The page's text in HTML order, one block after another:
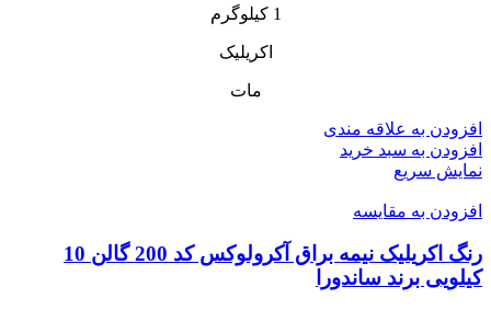
1 کیلوگرم
اکریلیک
مات
افزودن به علاقه مندی
افزودن به سبد خرید
نمایش سریع
افزودن به مقایسه
رنگ اکریلیک نیمه براق آکرولوکس کد 200 گالن 10
کیلویی برند ساندورا